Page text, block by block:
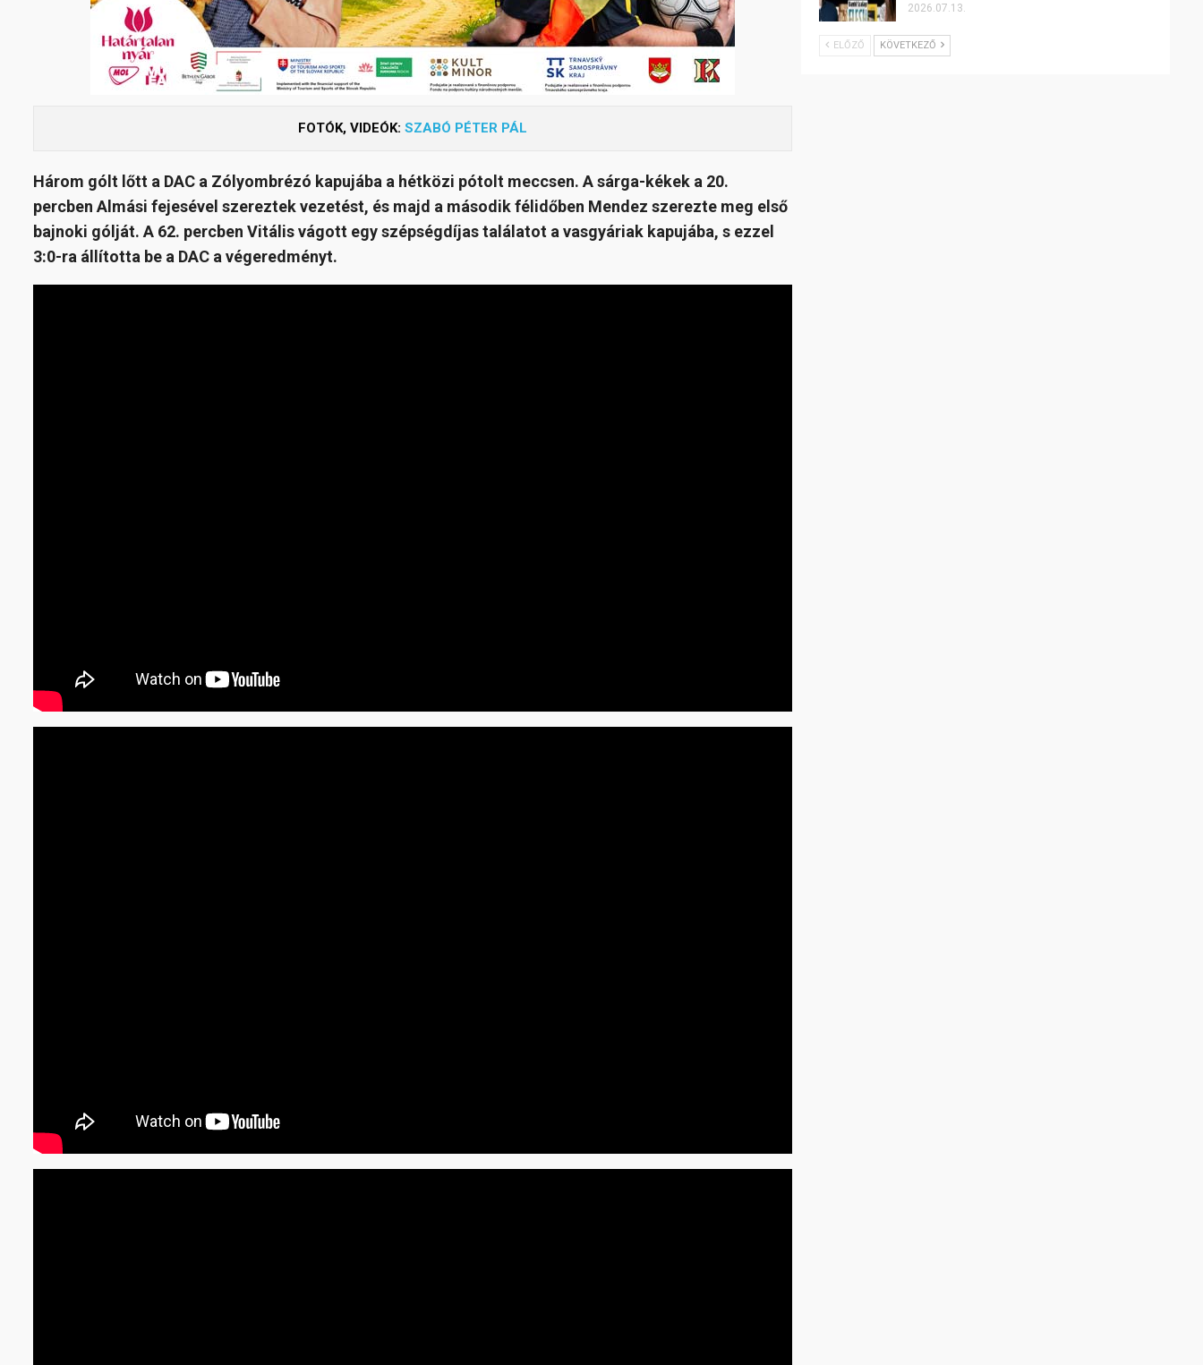
FOTÓK, VIDEÓK: SZABÓ PÉTER PÁL
Három gólt lőtt a DAC a Zólyombrézó kapujába a hétközi pótolt meccsen. A sárga-kékek a 20.
percben Almási fejesével szereztek vezetést, és majd a második félidőben Mendez szerezte meg első
bajnoki gólját. A 62. percben Vitális vágott egy szépségdíjas találatot a vasgyáriak kapujába, s ezzel
3:0-ra állította be a DAC a végeredményt.
2026.07.13.
ELŐZŐ KÖVETKEZŐ